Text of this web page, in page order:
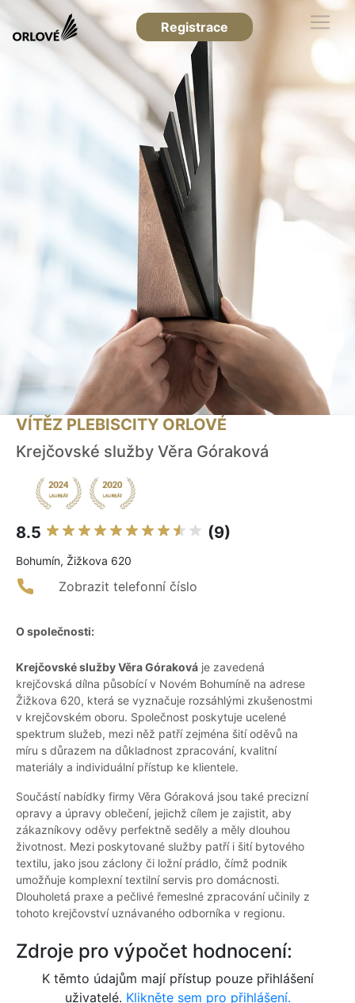
Registrace
VÍTĚZ PLEBISCITY ORLOVÉ
Krejčovské služby Věra Góraková
8.5 (9)
Bohumín, Žižkova 620
Zobrazit telefonní číslo
O společnosti:
Krejčovské služby Věra Góraková je zavedená
krejčovská dílna působící v Novém Bohumíně na adrese
Žižkova 620, která se vyznačuje rozsáhlými zkušenostmi
v krejčovském oboru. Společnost poskytuje ucelené
spektrum služeb, mezi něž patří zejména šití oděvů na
míru s důrazem na důkladnost zpracování, kvalitní
materiály a individuální přístup ke klientele.
Součástí nabídky firmy Věra Góraková jsou také precizní
opravy a úpravy oblečení, jejichž cílem je zajistit, aby
zákazníkovy oděvy perfektně seděly a měly dlouhou
životnost. Mezi poskytované služby patří i šití bytového
textilu, jako jsou záclony či ložní prádlo, čímž podnik
umožňuje komplexní textilní servis pro domácnosti.
Dlouholetá praxe a pečlivé řemeslné zpracování učinily z
tohoto krejčovství uznávaného odborníka v regionu.
Zdroje pro výpočet hodnocení:
K těmto údajům mají přístup pouze přihlášení
uživatelé. Klikněte sem pro přihlášení.